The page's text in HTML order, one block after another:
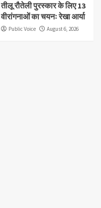
तीलू रौतेली पुरस्कार के लिए 13
वीरांगनाओं का चयनः रेखा आर्या
Public Voice August 6, 2026